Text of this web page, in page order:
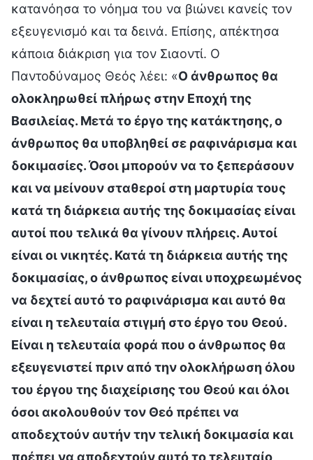
κατανόησα το νόημα του να βιώνει κανείς τον
εξευγενισμό και τα δεινά. Επίσης, απέκτησα
κάποια διάκριση για τον Σιαοντί. Ο
Παντοδύναμος Θεός λέει: «Ο άνθρωπος θα
ολοκληρωθεί πλήρως στην Εποχή της
Βασιλείας. Μετά το έργο της κατάκτησης, ο
άνθρωπος θα υποβληθεί σε ραφινάρισμα και
δοκιμασίες. Όσοι μπορούν να το ξεπεράσουν
και να μείνουν σταθεροί στη μαρτυρία τους
κατά τη διάρκεια αυτής της δοκιμασίας είναι
αυτοί που τελικά θα γίνουν πλήρεις. Αυτοί
είναι οι νικητές. Κατά τη διάρκεια αυτής της
δοκιμασίας, ο άνθρωπος είναι υποχρεωμένος
να δεχτεί αυτό το ραφινάρισμα και αυτό θα
είναι η τελευταία στιγμή στο έργο του Θεού.
Είναι η τελευταία φορά που ο άνθρωπος θα
εξευγενιστεί πριν από την ολοκλήρωση όλου
του έργου της διαχείρισης του Θεού και όλοι
όσοι ακολουθούν τον Θεό πρέπει να
αποδεχτούν αυτήν την τελική δοκιμασία και
πρέπει να αποδεχτούν αυτό το τελευταίο